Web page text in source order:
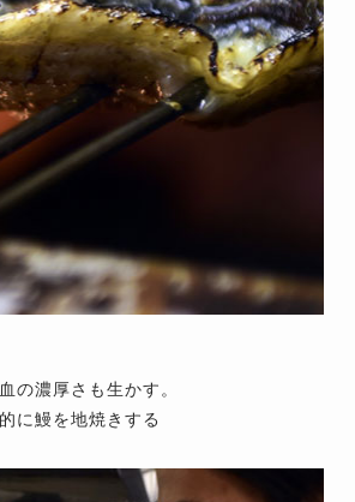
の濃厚さも生かす。
に鰻を地焼きする